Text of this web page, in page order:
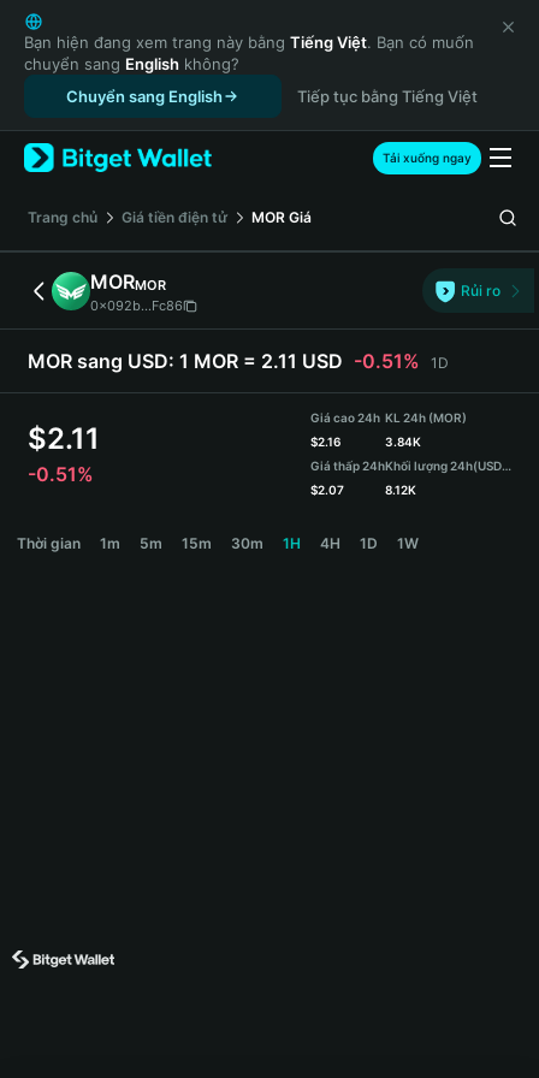
English
日本語
Tiếng Việt
Русский
Español (Latinoamérica)
Türkçe
Français
Deutsch
简体中文
繁體中文
Português (Portugal)
Bahasa Indonesia
ภาษาไทย
Español
Español (Argentina)
Bạn hiện đang xem trang này bằng Tiếng Việt. Bạn có muốn
chuyển sang English không?
Chuyển sang English
Tiếp tục bằng Tiếng Việt
Tải xuống ngay
‌Trang chủ Giá tiền điện tử MOR Giá
MORMOR
0x092b...Fc86
Rủi ro
MOR sang USD: 1 MOR = 2.11 USD -0.51% 1D
$2.11
-0.51%
Giá cao 24h
$2.16
Giá thấp 24h
$2.07
KL 24h (MOR)
3.84K
Khối lượng 24h(USDT)
8.12K
Thời gian 1m 5m 15m 30m 1H 4H 1D 1W